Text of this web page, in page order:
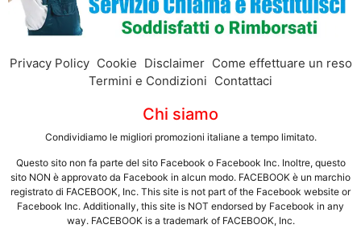
Privacy Policy Cookie Disclaimer Come effettuare un reso
Termini e Condizioni Contattaci
Chi siamo
Condividiamo le migliori promozioni italiane a tempo limitato.
Questo sito non fa parte del sito Facebook o Facebook Inc. Inoltre, questo
sito NON è approvato da Facebook in alcun modo. FACEBOOK è un marchio
registrato di FACEBOOK, Inc. This site is not part of the Facebook website or
Facebook Inc. Additionally, this site is NOT endorsed by Facebook in any
way. FACEBOOK is a trademark of FACEBOOK, Inc.